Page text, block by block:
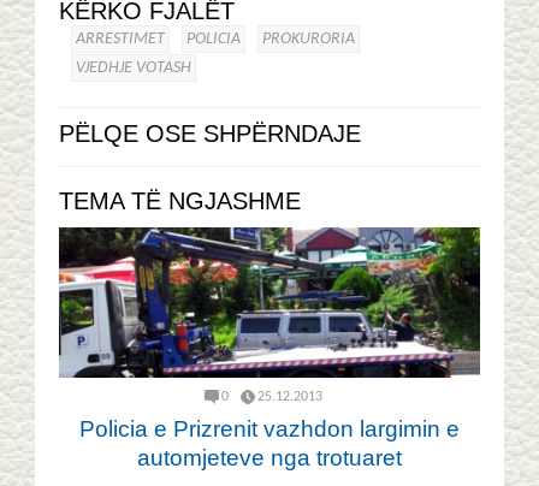
KËRKO FJALËT
ARRESTIMET POLICIA
PROKURORIA
VJEDHJE VOTASH
PËLQE OSE SHPËRNDAJE
TEMA TË NGJASHME
0 25.12.2013
Policia e Prizrenit vazhdon largimin e
automjeteve nga trotuaret